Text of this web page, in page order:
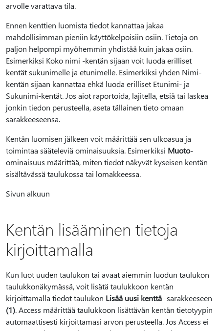
arvolle varattava tila.
Ennen kenttien luomista tiedot kannattaa jakaa
mahdollisimman pieniin käyttökelpoisiin osiin. Tietoja on
paljon helpompi myöhemmin yhdistää kuin jakaa osiin.
Esimerkiksi Koko nimi -kentän sijaan voit luoda erilliset
kentät sukunimelle ja etunimelle. Esimerkiksi yhden Nimi-
kentän sijaan kannattaa ehkä luoda erilliset Etunimi- ja
Sukunimi-kentät. Jos aiot raportoida, lajitella, etsiä tai laskea
jonkin tiedon perusteella, aseta tällainen tieto omaan
sarakkeeseensa.
Kentän luomisen jälkeen voit määrittää sen ulkoasua ja
toimintaa sääteleviä ominaisuuksia. Esimerkiksi Muoto-
ominaisuus määrittää, miten tiedot näkyvät kyseisen kentän
sisältävässä taulukossa tai lomakkeessa.
Sivun alkuun
Kentän lisääminen tietoja
kirjoittamalla
Kun luot uuden taulukon tai avaat aiemmin luodun taulukon
taulukkonäkymässä, voit lisätä taulukkoon kentän
kirjoittamalla tiedot taulukon Lisää uusi kenttä -sarakkeeseen
(1). Access määrittää taulukkoon lisättävän kentän tietotyypin
automaattisesti kirjoittamasi arvon perusteella. Jos Access ei